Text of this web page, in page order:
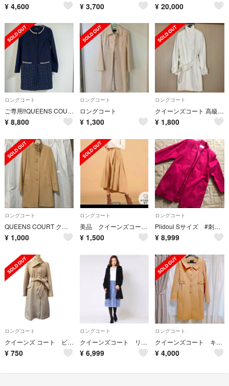
¥ 4,600 ¥ 3,700 ¥ 20,000
ロングコート
ご専用‼️QUEENS COURT ノーカラーコート
¥ 8,800
ロングコート
ロングコート
¥ 1,300
ロングコート
クイーンズコート 高級ロングコート オフホワイト 日本製
¥ 1,800
ロングコート
QUEENS COURT クイーンズコート スタンドカラー ロングコート
¥ 1,000
ロングコート
美品 クイーンズコート スカート
¥ 1,500
ロングコート
Plidoul Sサイズ #刺繍#ショートコート #ピンク
¥ 8,999
ロングコート
クイーンズ コート ビジューボタンコート
¥ 750
ロングコート
クイーンズコート リアルファー コート ネイビー
¥ 6,999
ロングコート
クイーンズコート キャメル ベージュ カシミアウール コート
¥ 4,000